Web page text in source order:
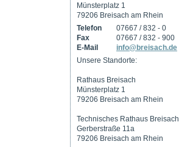
Münsterplatz 1
79206 Breisach am Rhein
Telefon
07667 / 832 - 0
Fax
07667 / 832 - 900
E-Mail
info@breisach.de
Unsere Standorte:
Rathaus Breisach
Münsterplatz 1
79206 Breisach am Rhein
Technisches Rathaus Breisach
Gerberstraße 11a
79206 Breisach am Rhein